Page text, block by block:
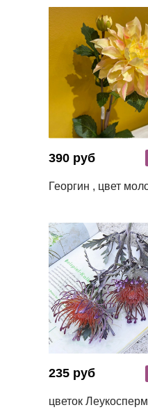
390 руб
Георгин , цвет
235 руб
цветок